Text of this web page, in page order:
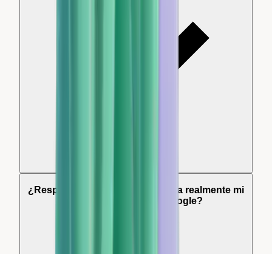
¿Responder a las reseñas mejora realmente mi
posicionamiento en Google?